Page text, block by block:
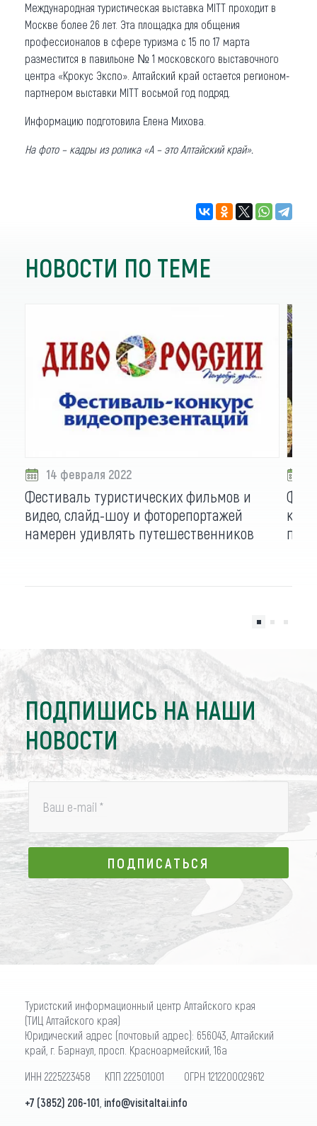
Международная туристическая выставка MITT проходит в
Москве более 26 лет. Эта площадка для общения
профессионалов в сфере туризма с 15 по 17 марта
разместится в павильоне № 1 московского выставочного
центра «Крокус Экспо». Алтайский край остается регионом-
партнером выставки MITT восьмой год подряд.
Информацию подготовила Елена Михова.
На фото – кадры из ролика «А – это Алтайский край».
НОВОСТИ ПО ТЕМЕ
14 февраля 2022
Фестиваль туристических фильмов и
видео, слайд-шоу и фоторепортажей
намерен удивлять путешественников
ПОДПИШИСЬ НА НАШИ
НОВОСТИ
Ваш e-mail *
ПОДПИСАТЬСЯ
ПОДПИСАТЬСЯ
Туристский информационный центр Алтайского края
(ТИЦ Алтайского края)
Юридический адрес (почтовый адрес): 656043, Алтайский
край, г. Барнаул, просп. Красноармейский, 16а
ИНН 2225223458 КПП 222501001 ОГРН 1212200029612
+7 (3852) 206-101 info@visitaltai.info